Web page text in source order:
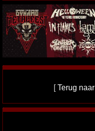
[Terug